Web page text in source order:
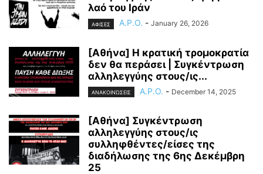
λαό του Ιράν
ΑΦΙΣΕΣ A.P.O. - January 26, 2026
[Αθήνα] Η κρατική τρομοκρατία
δεν θα περάσει | Συγκέντρωση
αλληλεγγύης στους/ις...
ΑΝΑΚΟΙΝΏΣΕΙΣ A.P.O. - December 14, 2025
[Αθήνα] Συγκέντρωση
αλληλεγγύης στους/ις
συλληφθέντες/είσες της
διαδήλωσης της 6ης Δεκέμβρη
25